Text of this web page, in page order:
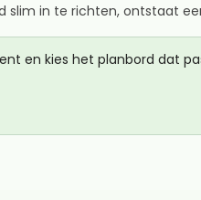
in te richten, ontstaat
en kies het planbord dat